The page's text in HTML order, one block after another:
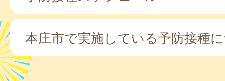
本庄市で実施している予防接種